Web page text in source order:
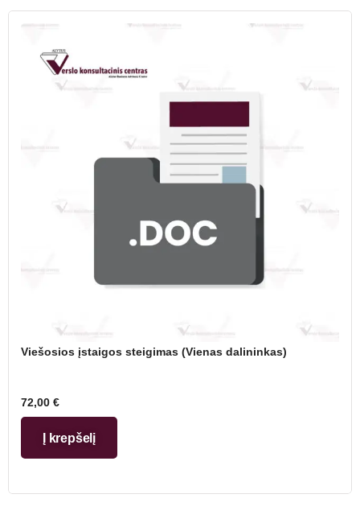
Viešosios įstaigos steigimas (Vienas dalininkas)
72,00 €
Į krepšelį